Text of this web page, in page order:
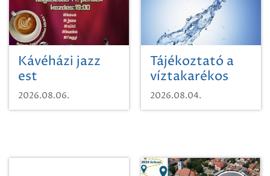
Kávéházi jazz
est
2026.08.06.
Tájékoztató a
víztakarékos
vízhasználatról
2026.08.04.